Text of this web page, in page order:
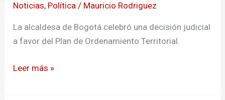
Noticias, Política / Mauricio Rodriguez
La alcaldesa de Bogotá celebró una decisión judicial
a favor del Plan de Ordenamiento Territorial.
soluciones
Leer más »